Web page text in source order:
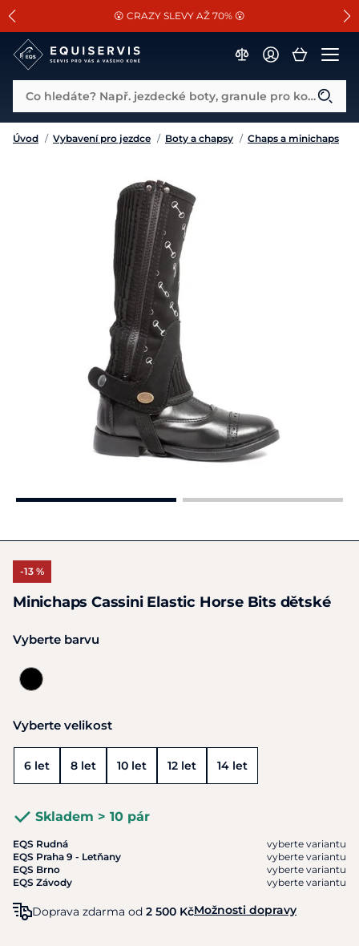
SLEVA 13% na vše od Cassini!
😮 CRAZY SLEVY AŽ 70% 😮
📐Pasování a doplňky k vybraným sedlům ZDARMA 🐴
Co hledáte? Např. jezdecké boty, granule pro koně...
Úvod / Vybavení pro jezdce / Boty a chapsy / Chaps a minichaps
-13 %
Minichaps Cassini Elastic Horse Bits dětské
Vyberte barvu
Vyberte velikost
6 let 8 let 10 let 12 let 14 let
Skladem > 10 pár
EQS Rudná
vyberte variantu
EQS Praha 9 - Letňany
vyberte variantu
EQS Brno
vyberte variantu
EQS Závody
vyberte variantu
Doprava zdarma od 2 500 KčMožnosti dopravy